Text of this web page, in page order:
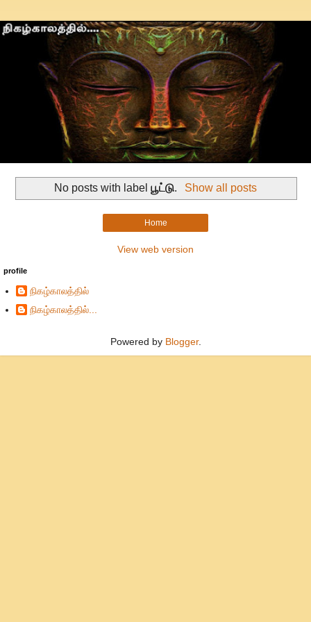
No posts with labelபூட்டு. Show all posts
Home
View web version
profile
நிகழ்காலத்தில்
நிகழ்காலத்தில்...
Powered by Blogger.